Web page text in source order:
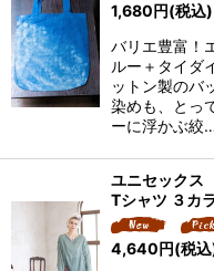
1,680円(税込)
バリエ豊富！
ルー＋タイダ
ットン製のバ
染めも、とっ
ーに浮かぶ絞
ユニセック
Tシャツ ３カ
4,640円(税